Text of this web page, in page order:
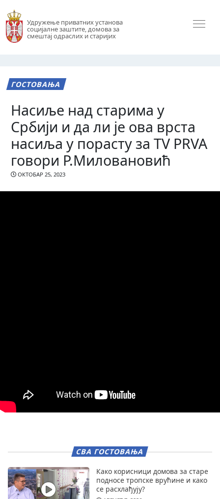
Удружење приватних установа
социјалне заштите, домова за
смештај одраслих и старијих
ГОСТОВАЊА
Насиље над старима у
Србији и да ли је ова врста
насиља у порасту за TV PRVA
говори Р.Миловановић
ОКТОБАР 25, 2023
СВА ГОСТОВАЊА
Како корисници домова за старе
подносе тропске врућине и како
се расхлађују?